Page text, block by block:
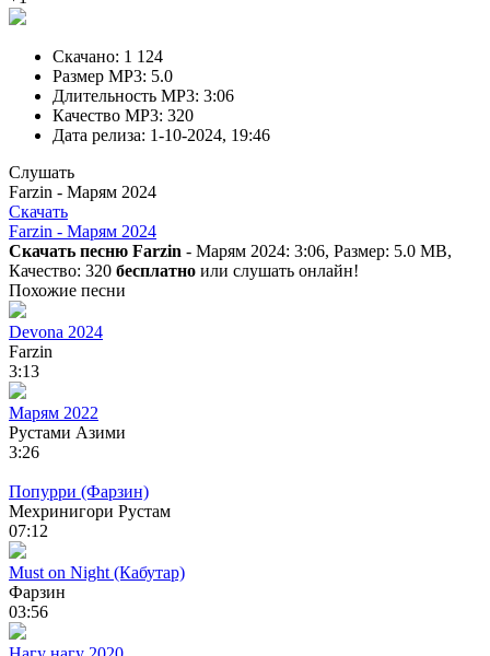
Скачано: 1 124
Размер MP3: 5.0
Длительность MP3: 3:06
Качество MP3: 320
Дата релиза: 1-10-2024, 19:46
Слушать
Farzin - Марям 2024
Скачать
Farzin - Марям 2024
Скачать песню Farzin - Марям 2024: 3:06, Размер: 5.0 MB,
Качество: 320 бесплатно или слушать онлайн!
Похожие песни
Devona 2024
Farzin
3:13
Марям 2022
Рустами Азими
3:26
Попурри (Фарзин)
Мехринигори Рустам
07:12
Must on Night (Кабутар)
Фарзин
03:56